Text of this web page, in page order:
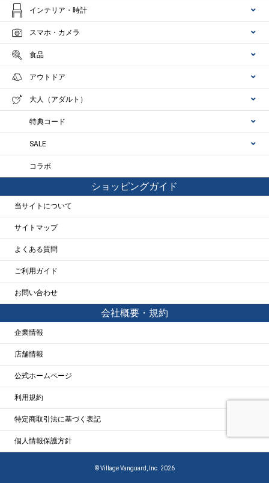
インテリア・時計
スマホ・カメラ
食品
アウトドア
大人（アダルト）
特典コード
SALE
コラボ
ショッピングガイド
当サイトについて
サイトマップ
よくある質問
ご利用ガイド
お問い合わせ
会社概要・規約
企業情報
店舗情報
公式ホームページ
利用規約
特定商取引法に基づく表記
個人情報保護方針
© Village Vanguard, Inc. 2026